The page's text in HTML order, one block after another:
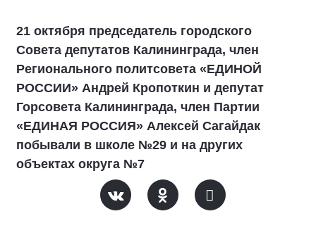
21 октября председатель городского
Совета депутатов Калининграда, член
Регионального политсовета «ЕДИНОЙ
РОССИИ» Андрей Кропоткин и депутат
Горсовета Калининграда, член Партии
«ЕДИНАЯ РОССИЯ» Алексей Сагайдак
побывали в школе №29 и на других
объектах округа №7